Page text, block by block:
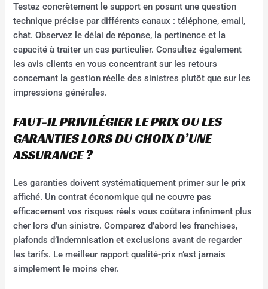
Testez concrètement le support en posant une question
technique précise par différents canaux : téléphone, email,
chat. Observez le délai de réponse, la pertinence et la
capacité à traiter un cas particulier. Consultez également
les avis clients en vous concentrant sur les retours
concernant la gestion réelle des sinistres plutôt que sur les
impressions générales.
FAUT-IL PRIVILÉGIER LE PRIX OU LES
GARANTIES LORS DU CHOIX D’UNE
ASSURANCE ?
Les garanties doivent systématiquement primer sur le prix
affiché. Un contrat économique qui ne couvre pas
efficacement vos risques réels vous coûtera infiniment plus
cher lors d’un sinistre. Comparez d’abord les franchises,
plafonds d’indemnisation et exclusions avant de regarder
les tarifs. Le meilleur rapport qualité-prix n’est jamais
simplement le moins cher.